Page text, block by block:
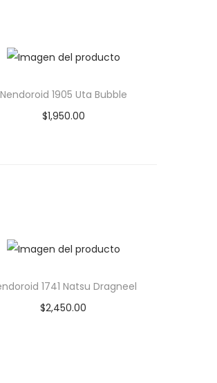
Nendoroid 1905 Uta Bubble
$1,950.00
1741 Natsu Dragneel
$2,450.00